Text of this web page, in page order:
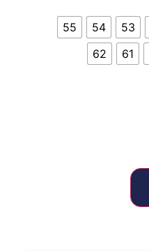
53
54
55
61
62